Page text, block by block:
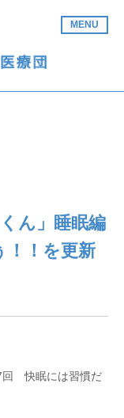
MENU
ん」睡眠編
！を更新
回 快眠には習慣だ